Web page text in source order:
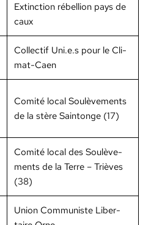
Extinc­tion rébel­lion pays de
caux
Col­lec­tif Uni.e.s pour le Cli­
mat-Caen
Comité local Soulève­ments
de la stère Sain­tonge (17)
Comité local des Soulève­
ments de la Terre – Trièves
(38)
Union Com­mu­niste Lib­er­